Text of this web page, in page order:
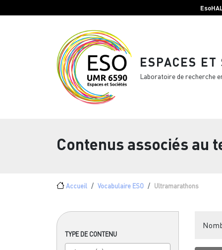
ESPACES ET
Laboratoire de recherche
Contenus associés au
Fil d'Ariane
Accueil Vocabulaire ESO Ultramarathons
TYPE DE CONTENU